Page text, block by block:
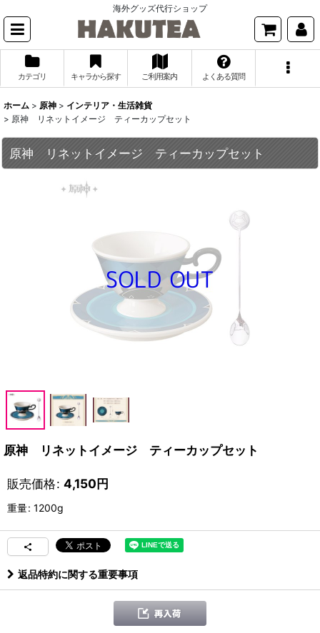
海外グッズ代行ショップ
カテゴリ キャラから探す ご利用案内 よくある質問
ホーム > 原神 > インテリア・生活雑貨
> 原神 リネットイメージ ティーカップセット
原神 リネットイメージ ティーカップセット
原神 リネットイメージ ティーカップセット
販売価格: 4,150円
重量: 1200g
返品特約に関する重要事項